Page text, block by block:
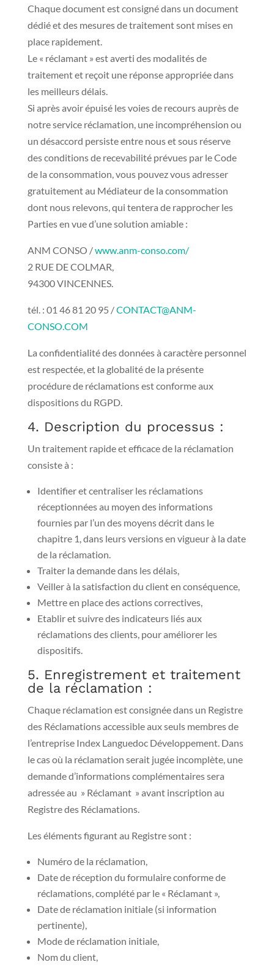
Chaque document est consigné dans un document
dédié et des mesures de traitement sont mises en
place rapidement.
Le « réclamant » est averti des modalités de
traitement et reçoit une réponse appropriée dans
les meilleurs délais.
Si après avoir épuisé les voies de recours auprès de
notre service réclamation, une incompréhension ou
un désaccord persiste entre nous et sous réserve
des conditions de recevabilité prévues par le Code
de la consommation, vous pouvez vous adresser
gratuitement au Médiateur de la consommation
dont nous relevons, qui tentera de rapprocher les
Parties en vue d’une solution amiable :
ANM CONSO /www.anm-conso.com/
2 RUE DE COLMAR,
94300 VINCENNES.
tél. : 01 46 81 20 95 /CONTACT@ANM-
CONSO.COM
La confidentialité des données à caractère personnel
est respectée, et la globalité de la présente
procédure de réclamations est conforme aux
dispositions du RGPD.
4. Description du processus :
Un traitement rapide et efficace de la réclamation
consiste à :
Identifier et centraliser les réclamations
réceptionnées au moyen des informations
fournies par l’un des moyens décrit dans le
chapitre 1, dans leurs versions en vigueur à la date
de la réclamation.
Traiter la demande dans les délais,
Veiller à la satisfaction du client en conséquence,
Mettre en place des actions correctives,
Etablir et suivre des indicateurs liés aux
réclamations des clients, pour améliorer les
dispositifs.
5. Enregistrement et traitement
de la réclamation :
Chaque réclamation est consignée dans un Registre
des Réclamations accessible aux seuls membres de
l’entreprise Index Languedoc Développement. Dans
le cas où la réclamation serait jugée incomplète, une
demande d’informations complémentaires sera
adressée au » Réclamant » avant inscription au
Registre des Réclamations.
Les éléments figurant au Registre sont :
Numéro de la réclamation,
Date de réception du formulaire conforme de
réclamations, complété par le « Réclamant »,
Date de réclamation initiale (si information
pertinente),
Mode de réclamation initiale,
Nom du client,